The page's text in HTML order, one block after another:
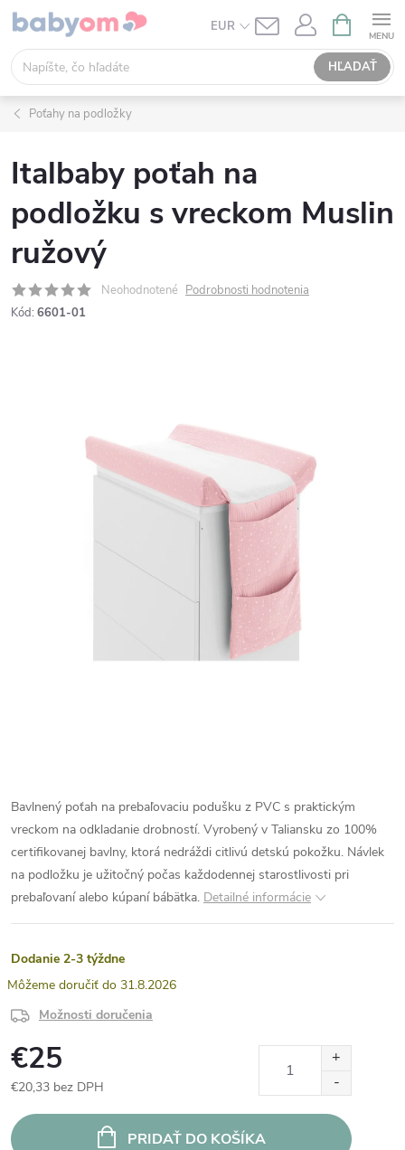
Prejsť
obsah
EUR
HĽADAŤ
KOŠÍK
Poťahy na podložky
Italbaby poťah na
podložku s vreckom Muslin
ružový
Neohodnotené Podrobnosti hodnotenia
Kód: 6601-01
Bavlnený poťah na prebaľovaciu podušku z PVC s praktickým
vreckom na odkladanie drobností. Vyrobený v Taliansku zo 100%
certifikovanej bavlny, ktorá nedráždi citlivú detskú pokožku. Návlek
na podložku je užitočný počas každodennej starostlivosti pri
prebaľovaní alebo kúpaní bábätka. Detailné informácie
Dodanie 2-3 týždne
31.8.2026
Možnosti doručenia
€25
€20,33 bez DPH
cena:
PRIDAŤ DO KOŠÍKA